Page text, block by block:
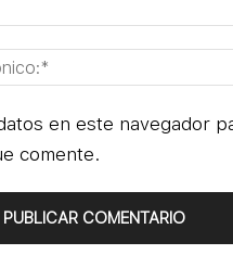
en este navegador
comente.